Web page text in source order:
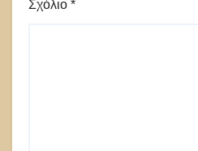
Σχόλιο *